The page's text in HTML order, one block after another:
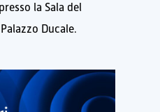
la Sala del
Ducale.